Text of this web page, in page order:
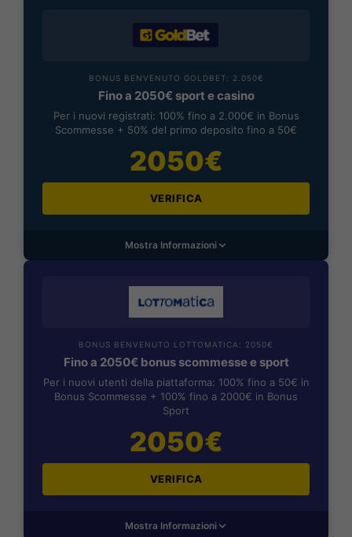
BONUS BENVENUTO GOLDBET: 2.050€
Fino a 2050€ sport e casino
Per i nuovi registrati: 100% fino a 2.000€ in Bonus
Scommesse + 50% del primo deposito fino a 50€
2050€
VERIFICA
Mostra Informazioni
BONUS BENVENUTO LOTTOMATICA: 2050€
Fino a 2050€ bonus scommesse e sport
Per i nuovi utenti della piattaforma: 100% fino a 50€ in
Bonus Scommesse + 100% fino a 2000€ in Bonus
Sport
2050€
VERIFICA
Mostra Informazioni